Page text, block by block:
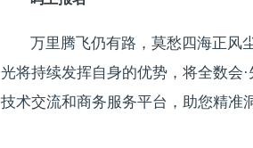
万里腾飞仍有路，莫愁四海正风
光将持续发挥自身的优势，将全数会
技术交流和商务服务平台，助您精准